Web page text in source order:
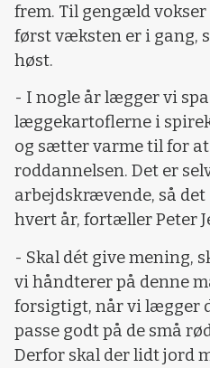
frem. Til gengæld
først væksten er i gang,
høst.
- I nogle år lægger vi
læggekartoflerne i
og sætter varme til for
roddannelsen. Det er
arbejdskrævende, så
hvert år, fortæller Peter
- Skal dét give mening,
vi håndterer på denne
forsigtigt, når vi lægger
passe godt på de små
Derfor skal der lidt jord